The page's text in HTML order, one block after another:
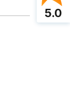
5.0